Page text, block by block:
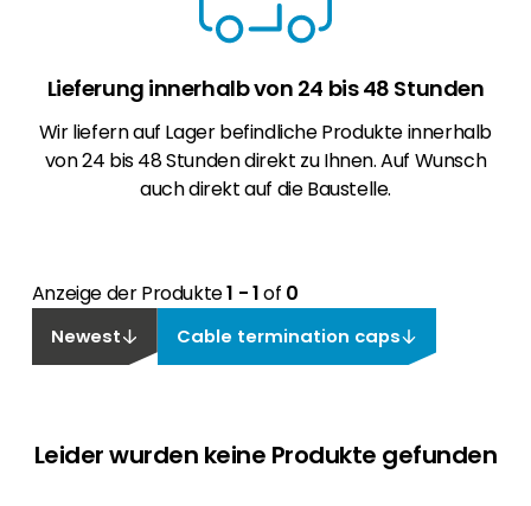
Lieferung innerhalb von 24 bis 48 Stunden
Wir liefern auf Lager befindliche Produkte innerhalb
von 24 bis 48 Stunden direkt zu Ihnen. Auf Wunsch
auch direkt auf die Baustelle.
Anzeige der Produkte1 - 1of 0
Newest Cable termination caps
Leider wurden keine Produkte gefunden